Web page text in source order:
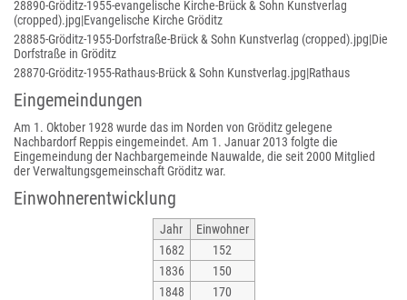
28890-Gröditz-1955-evangelische Kirche-Brück & Sohn Kunstverlag
(cropped).jpg|Evangelische Kirche Gröditz
28885-Gröditz-1955-Dorfstraße-Brück & Sohn Kunstverlag (cropped).jpg|Die
Dorfstraße in Gröditz
28870-Gröditz-1955-Rathaus-Brück & Sohn Kunstverlag.jpg|Rathaus
Eingemeindungen
Am 1. Oktober 1928 wurde das im Norden von Gröditz gelegene
Nachbardorf Reppis eingemeindet. Am 1. Januar 2013 folgte die
Eingemeindung der Nachbargemeinde Nauwalde, die seit 2000 Mitglied
der Verwaltungsgemeinschaft Gröditz war.
Einwohnerentwicklung
Jahr
Einwohner
1682
152
1836
150
1848
170